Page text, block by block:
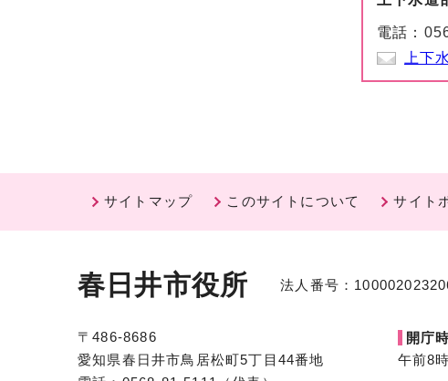
電話：
上下
サイトマップ このサイトについて サイト
春日井市役所 法人番号：
〒486-8686
愛知県春日井市鳥居松町5丁目44番地
開庁
午前8